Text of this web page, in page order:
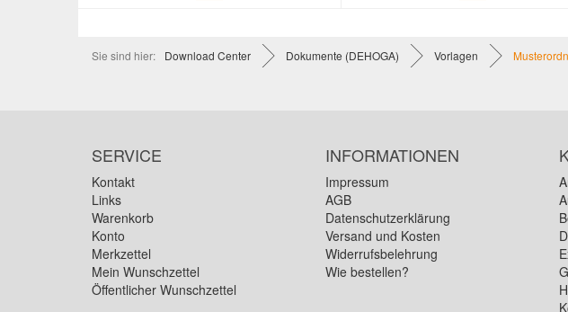
Sie sind hier: Download Center Dokumente (DEHOGA) Vorlagen
SERVICE
Kontakt
Links
Warenkorb
Konto
Merkzettel
Mein Wunschzettel
Öffentlicher Wunschzettel
INFORMATIONEN
Impressum
AGB
Datenschutzerklärung
Versand und Kosten
Widerrufsbelehrung
Wie bestellen?